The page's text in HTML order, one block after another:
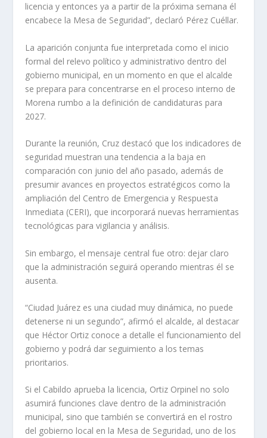
licencia y entonces ya a partir de la próxima semana él
encabece la Mesa de Seguridad”, declaró Pérez Cuéllar.
La aparición conjunta fue interpretada como el inicio
formal del relevo político y administrativo dentro del
gobierno municipal, en un momento en que el alcalde
se prepara para concentrarse en el proceso interno de
Morena rumbo a la definición de candidaturas para
2027.
Durante la reunión, Cruz destacó que los indicadores de
seguridad muestran una tendencia a la baja en
comparación con junio del año pasado, además de
presumir avances en proyectos estratégicos como la
ampliación del Centro de Emergencia y Respuesta
Inmediata (CERI), que incorporará nuevas herramientas
tecnológicas para vigilancia y análisis.
Sin embargo, el mensaje central fue otro: dejar claro
que la administración seguirá operando mientras él se
ausenta.
“Ciudad Juárez es una ciudad muy dinámica, no puede
detenerse ni un segundo”, afirmó el alcalde, al destacar
que Héctor Ortiz conoce a detalle el funcionamiento del
gobierno y podrá dar seguimiento a los temas
prioritarios.
Si el Cabildo aprueba la licencia, Ortiz Orpinel no solo
asumirá funciones clave dentro de la administración
municipal, sino que también se convertirá en el rostro
del gobierno local en la Mesa de Seguridad, uno de los